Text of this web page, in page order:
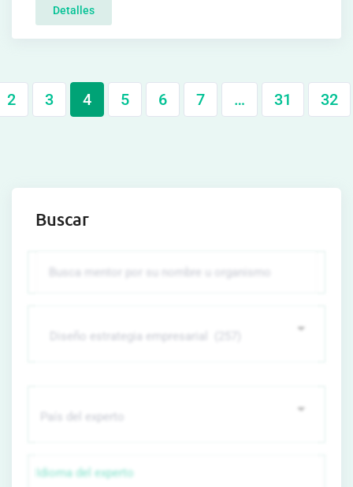
Detalles
2 3 4 5 6 7 … 31 32
Buscar
Idioma del experto